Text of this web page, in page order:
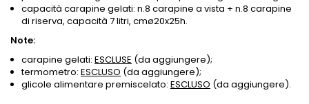
capacità carapine gelati: n.8 carapine a vista + n.8 carapine
di riserva, capacità 7 litri, cmø20x25h.
Note:
carapine gelati: ESCLUSE (da aggiungere);
termometro: ESCLUSO (da aggiungere);
glicole alimentare premiscelato: ESCLUSO (da aggiungere).